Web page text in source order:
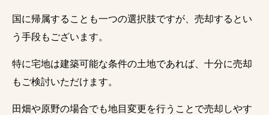
国に帰属することも一つの選択肢ですが、売却するとい
う手段もございます。
特に宅地は建築可能な条件の土地であれば、十分に売却
もご検討いただけます。
田畑や原野の場合でも地目変更を行うことで売却しやす